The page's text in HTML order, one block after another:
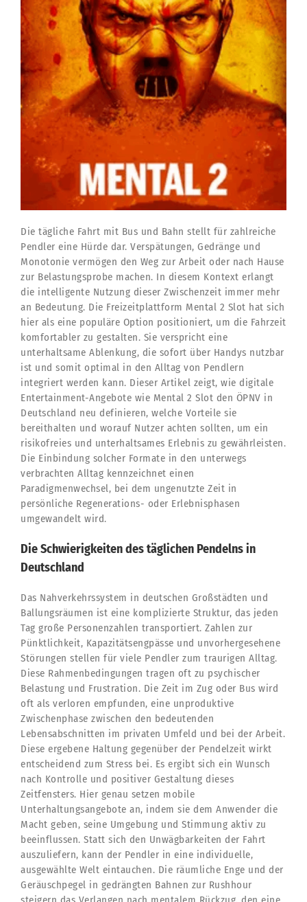
Die tägliche Fahrt mit Bus und Bahn stellt für zahlreiche
Pendler eine Hürde dar. Verspätungen, Gedränge und
Monotonie vermögen den Weg zur Arbeit oder nach Hause
zur Belastungsprobe machen. In diesem Kontext erlangt
die intelligente Nutzung dieser Zwischenzeit immer mehr
an Bedeutung. Die Freizeitplattform Mental 2 Slot hat sich
hier als eine populäre Option positioniert, um die Fahrzeit
komfortabler zu gestalten. Sie verspricht eine
unterhaltsame Ablenkung, die sofort über Handys nutzbar
ist und somit optimal in den Alltag von Pendlern
integriert werden kann. Dieser Artikel zeigt, wie digitale
Entertainment-Angebote wie Mental 2 Slot den ÖPNV in
Deutschland neu definieren, welche Vorteile sie
bereithalten und worauf Nutzer achten sollten, um ein
risikofreies und unterhaltsames Erlebnis zu gewährleisten.
Die Einbindung solcher Formate in den unterwegs
verbrachten Alltag kennzeichnet einen
Paradigmenwechsel, bei dem ungenutzte Zeit in
persönliche Regenerations- oder Erlebnisphasen
umgewandelt wird.
Die Schwierigkeiten des täglichen Pendelns in
Deutschland
Das Nahverkehrssystem in deutschen Großstädten und
Ballungsräumen ist eine komplizierte Struktur, das jeden
Tag große Personenzahlen transportiert. Zahlen zur
Pünktlichkeit, Kapazitätsengpässe und unvorhergesehene
Störungen stellen für viele Pendler zum traurigen Alltag.
Diese Rahmenbedingungen tragen oft zu psychischer
Belastung und Frustration. Die Zeit im Zug oder Bus wird
oft als verloren empfunden, eine unproduktive
Zwischenphase zwischen den bedeutenden
Lebensabschnitten im privaten Umfeld und bei der Arbeit.
Diese ergebene Haltung gegenüber der Pendelzeit wirkt
entscheidend zum Stress bei. Es ergibt sich ein Wunsch
nach Kontrolle und positiver Gestaltung dieses
Zeitfensters. Hier genau setzen mobile
Unterhaltungsangebote an, indem sie dem Anwender die
Macht geben, seine Umgebung und Stimmung aktiv zu
beeinflussen. Statt sich den Unwägbarkeiten der Fahrt
auszuliefern, kann der Pendler in eine individuelle,
ausgewählte Welt eintauchen. Die räumliche Enge und der
Geräuschpegel in gedrängten Bahnen zur Rushhour